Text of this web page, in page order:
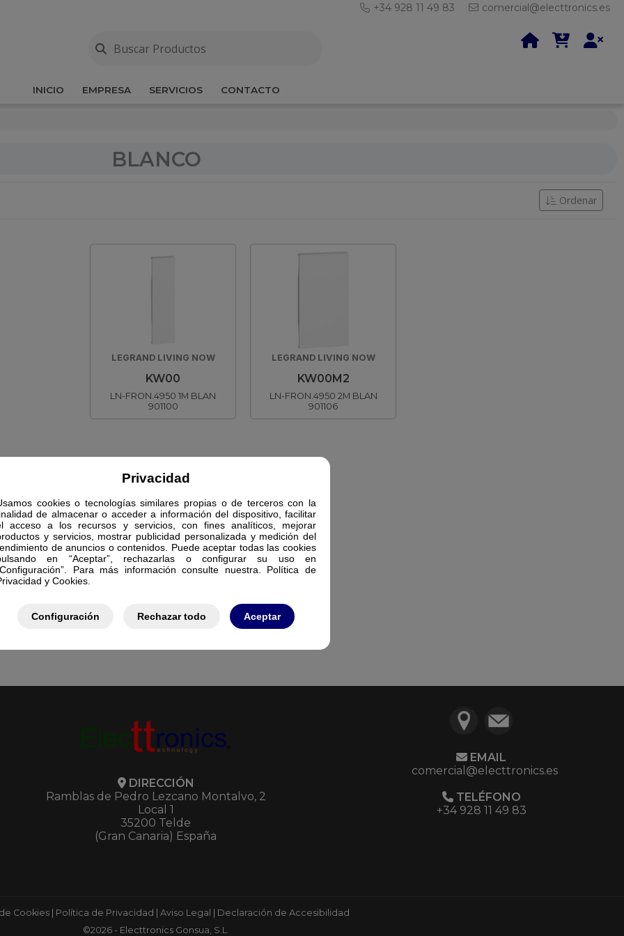
Privacidad
cookies o tecnologías similares propias o de terceros con la
de almacenar o acceder a información del dispositivo, facilitar
acceso a los recursos y servicios, con fines analíticos, mejorar
y servicios, mostrar publicidad personalizada y medición del
de anuncios o contenidos. Puede aceptar todas las cookies
en “Aceptar”, rechazarlas o configurar su uso en
Para más información consulte nuestra. Política de
y Cookies.
Configuración Rechazar todo Aceptar
+34 928 11 49 83 comercial@electtronics.es
INICIO EMPRESA SERVICIOS CONTACTO
BLANCO
Ordenar
LEGRAND LIVING NOW
KW00
LN-FRON.4950 1M BLAN
901100
LEGRAND LIVING NOW
KW00M2
LN-FRON.4950 2M BLAN
901106
DIRECCIÓN
Ramblas de Pedro Lezcano Montalvo, 2
Local 1
35200 Telde
(Gran Canaria) España
EMAIL
comercial@electtronics.es
TELÉFONO
+34 928 11 49 83
Cookies| Política de Privacidad Aviso Legal
Declaración de Accesibilidad
©2026 - Electtronics Gonsua, S.L.